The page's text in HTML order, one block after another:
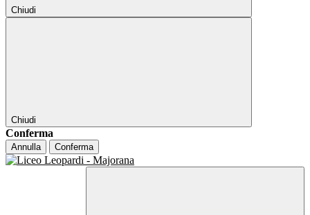
Chiudi
Chiudi
Conferma
Annulla Conferma